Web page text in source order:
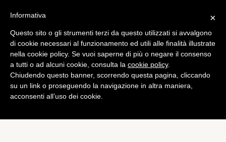
Tech
Galaxy S4 mini: diamo uno
sguardo ai case ufficiali
di Alessandro Moretti
×
Informativa
Questo sito o gli strumenti terzi da questo utilizzati si avvalgono
di cookie necessari al funzionamento ed utili alle finalità illustrate
nella cookie policy. Se vuoi saperne di più o negare il consenso
a tutti o ad alcuni cookie, consulta la cookie policy.
Chiudendo questo banner, scorrendo questa pagina, cliccando
su un link o proseguendo la navigazione in altra maniera,
acconsenti all’uso dei cookie.